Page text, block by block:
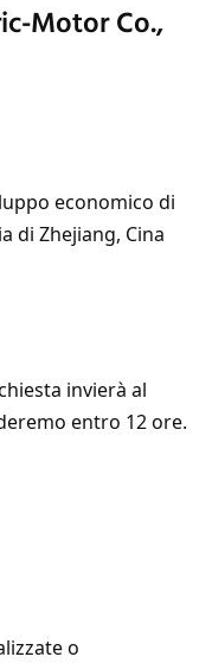
Motor Co.,
economico di
di Zhejiang, Cina
invierà al
entro 12 ore.
o